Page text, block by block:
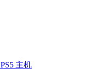
PS5 主机